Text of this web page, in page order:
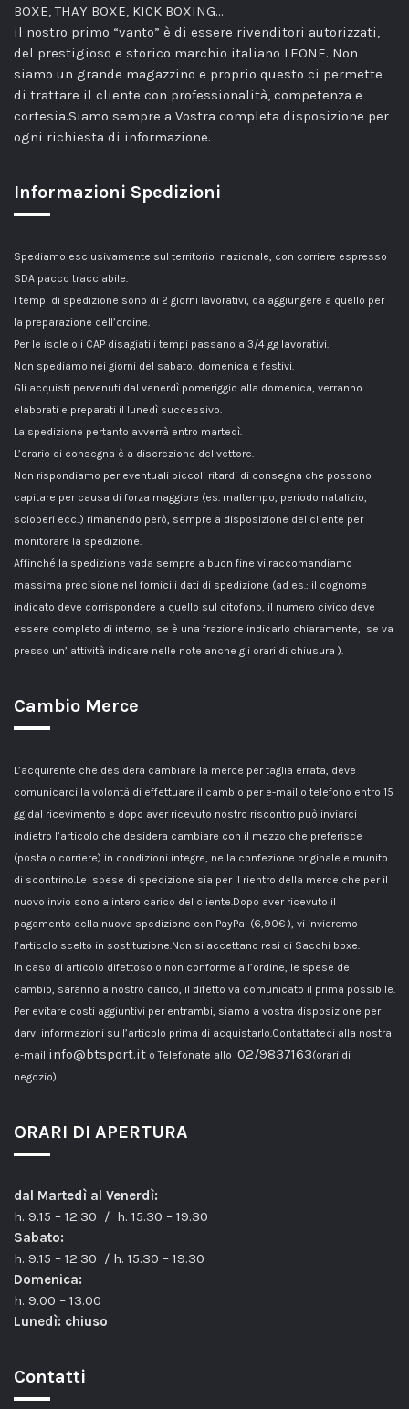
BOXE, THAY BOXE, KICK BOXING…
il nostro primo “vanto” è di essere rivenditori autorizzati,
del prestigioso e storico marchio italiano LEONE. Non
siamo un grande magazzino e proprio questo ci permette
di trattare il cliente con professionalità, competenza e
cortesia.Siamo sempre a Vostra completa disposizione per
ogni richiesta di informazione.
Informazioni Spedizioni
Spediamo esclusivamente sul territorio nazionale, con corriere espresso
SDA pacco tracciabile.
I tempi di spedizione sono di 2 giorni lavorativi, da aggiungere a quello per
la preparazione dell’ordine.
Per le isole o i CAP disagiati i tempi passano a 3/4 gg lavorativi.
Non spediamo nei giorni del sabato, domenica e festivi.
Gli acquisti pervenuti dal venerdì pomeriggio alla domenica, verranno
elaborati e preparati il lunedì successivo.
La spedizione pertanto avverrà entro martedì.
L’orario di consegna è a discrezione del vettore.
Non rispondiamo per eventuali piccoli ritardi di consegna che possono
capitare per causa di forza maggiore (es. maltempo, periodo natalizio,
scioperi ecc..) rimanendo però, sempre a disposizione del cliente per
monitorare la spedizione.
Affinché la spedizione vada sempre a buon fine vi raccomandiamo
massima precisione nel fornici i dati di spedizione (ad es.: il cognome
indicato deve corrispondere a quello sul citofono, il numero civico deve
essere completo di interno, se è una frazione indicarlo chiaramente, se va
presso un’ attività indicare nelle note anche gli orari di chiusura ).
Cambio Merce
L’acquirente che desidera cambiare la merce per taglia errata, deve
comunicarci la volontà di effettuare il cambio per e-mail o telefono entro 15
gg dal ricevimento e dopo aver ricevuto nostro riscontro può inviarci
indietro l’articolo che desidera cambiare con il mezzo che preferisce
(posta o corriere) in condizioni integre, nella confezione originale e munito
di scontrino.Le spese di spedizione sia per il rientro della merce che per il
nuovo invio sono a intero carico del cliente.Dopo aver ricevuto il
pagamento della nuova spedizione con PayPal (6,90€ ), vi invieremo
l’articolo scelto in sostituzione.Non si accettano resi di Sacchi boxe.
In caso di articolo difettoso o non conforme all’ordine, le spese del
cambio, saranno a nostro carico, il difetto va comunicato il prima possibile.
Per evitare costi aggiuntivi per entrambi, siamo a vostra disposizione per
darvi informazioni sull’articolo prima di acquistarlo.Contattateci alla nostra
e-mail info@btsport.it o Telefonate allo 02/9837163(orari di
negozio).
ORARI DI APERTURA
dal Martedì al Venerdì:
h. 9.15 – 12.30 / h. 15.30 – 19.30
Sabato:
h. 9.15 – 12.30 / h. 15.30 – 19.30
Domenica:
h. 9.00 – 13.00
Lunedì: chiuso
Contatti